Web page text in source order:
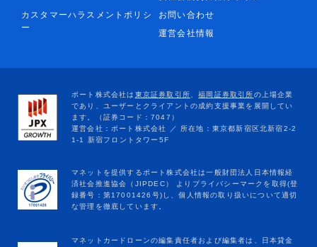
カスタマーハラスメントポリシ
ー
お問い合わせ
運営会社情報
マネットカードローンの編集責任者および編集者は、日本貸金